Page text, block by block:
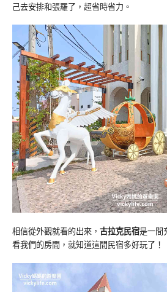
己去安排和張羅了，超省時省力。
相信從外觀就看的出來， 古拉克民宿是一間
看我們的房間，就知道這間民宿多好玩了！